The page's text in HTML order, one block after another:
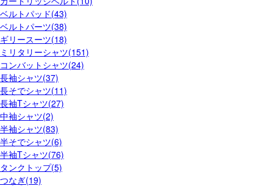
ベルトパッド(43)
ベルトパーツ(38)
ギリースーツ(18)
ミリタリーシャツ(151)
コンバットシャツ(24)
長袖シャツ(37)
長そでシャツ(11)
長袖Tシャツ(27)
中袖シャツ(2)
半袖シャツ(83)
半そでシャツ(6)
半袖Tシャツ(76)
タンクトップ(5)
つなぎ(19)